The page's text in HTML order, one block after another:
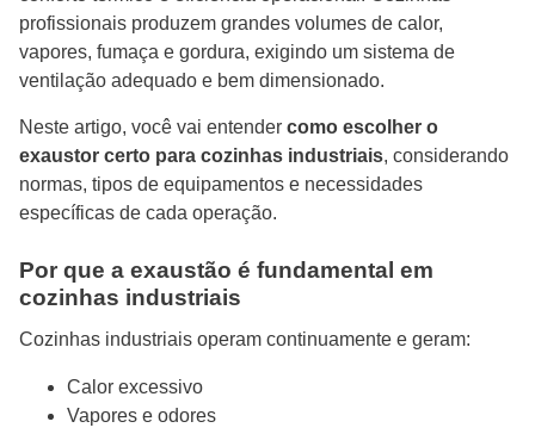
profissionais produzem grandes volumes de calor,
vapores, fumaça e gordura, exigindo um sistema de
ventilação adequado e bem dimensionado.
Neste artigo, você vai entender como escolher o
exaustor certo para cozinhas industriais, considerando
normas, tipos de equipamentos e necessidades
específicas de cada operação.
Por que a exaustão é fundamental em
cozinhas industriais
Cozinhas industriais operam continuamente e geram:
Calor excessivo
Vapores e odores